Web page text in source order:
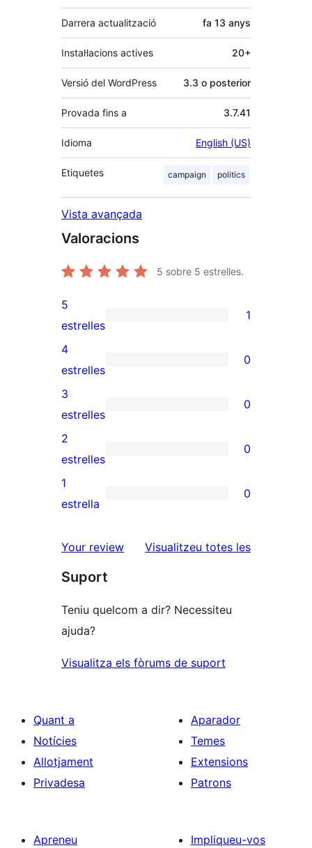
Darrera actualització fa 13 anys
Instal·lacions actives 20+
Versió del WordPress 3.3 o posterior
Provada fins a 3.7.41
Idioma English (US)
Etiquetes campaign politics
Vista avançada
Valoracions
5 sobre 5 estrelles.
1
valoració
de
5
estrelles
5
estrelles
1
0
valoracions
de
4
estrelles
4
estrelles
0
0
valoracions
de
3
estrelles
3
estrelles
0
0
valoracions
de
estrelles
2
estrelles
0
0
de
estrelles
1
estrella
0
Your review Visualitzeu totes lesressenyes
Suport
Teniu quelcom a dir? Necessiteu
ajuda?
Visualitza els fòrums de suport
Quant a
Notícies
Allotjament
Privadesa
Aparador
Temes
Extensions
Patrons
Apreneu
Impliqueu-vos